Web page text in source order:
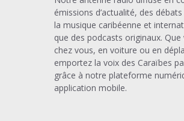
émissions d’actualité, des
la musique caribéenne et
que des podcasts originaux.
chez vous, en voiture ou en
emportez la voix des Caraïbes
grâce à notre plateforme
application mobile.